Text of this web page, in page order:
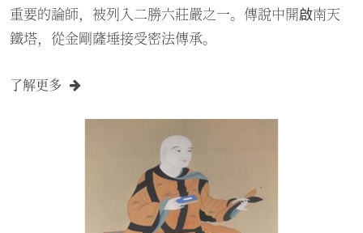
重要的論師，被列入二勝六莊嚴之一。傳說中開啟南天
鐵塔，從金剛薩埵接受密法傳承。
了解更多